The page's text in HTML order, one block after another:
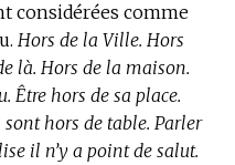
considérées comme
Hors de la Ville. Hors
là. Hors de la maison.
Être hors de sa place.
sont hors de table. Parler
il n’y a point de salut.